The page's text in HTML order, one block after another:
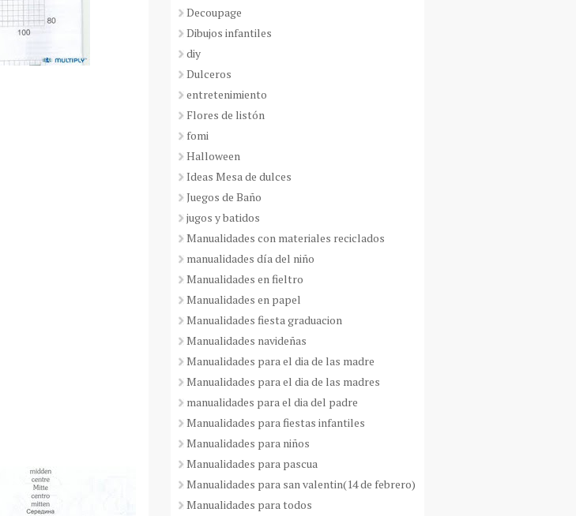
Decoupage
Dibujos infantiles
diy
Dulceros
entretenimiento
Flores de listón
fomi
Halloween
Ideas Mesa de dulces
Juegos de Baño
jugos y batidos
Manualidades con materiales reciclados
manualidades día del niño
Manualidades en fieltro
Manualidades en papel
Manualidades fiesta graduacion
Manualidades navideñas
Manualidades para el dia de las madre
Manualidades para el dia de las madres
manualidades para el dia del padre
Manualidades para fiestas infantiles
Manualidades para niños
Manualidades para pascua
Manualidades para san valentin(14 de febrero)
Manualidades para todos